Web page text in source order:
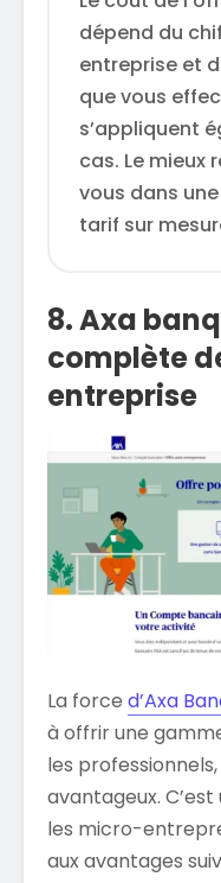
dépend du
entreprise et
que vous
s’appliquent
cas. Le mieux
vous dans
tarif sur
8. Axa
complète
entreprise
La force d’Axa
à offrir une
les
avantageux.
les micro-
aux avantages